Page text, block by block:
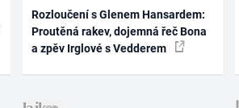
Rozloučení s Glenem Hansardem:
Proutěná rakev, dojemná řeč Bona
a zpěv Irglové s Vedderem